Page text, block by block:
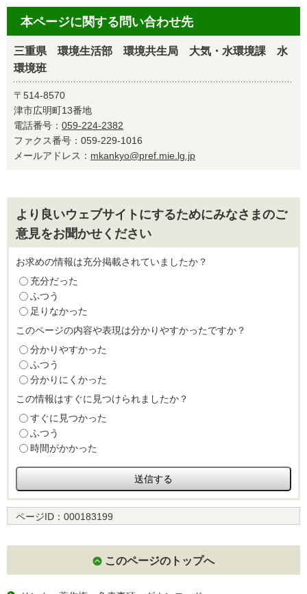
本ページに関する問い合わせ先
三重県 環境生活部 環境共生局 大気・水環境課 水
環境班
〒514-8570
津市広明町13番地
電話番号： 059-224-2382
ファクス番号：059-229-1016
メールアドレス： mkankyo@pref.mie.lg.jp
より良いウェブサイトにするためにみなさまのご
意見をお聞かせください
お求めの情報は充分掲載されていましたか？
充分だった
ふつう
足りなかった
このページの内容や表現は分かりやすかったですか？
分かりやすかった
ふつう
分かりにくかった
この情報はすぐに見つけられましたか？
すぐに見つかった
ふつう
時間がかかった
ページID： 000183199
このページのトップへ